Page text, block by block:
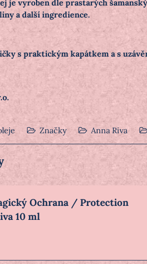
je vyroben dle prastarých
a další ingredience.
s praktickým kapátkem a s
Značky Anna Riva
Ochrana / Protection
10 ml